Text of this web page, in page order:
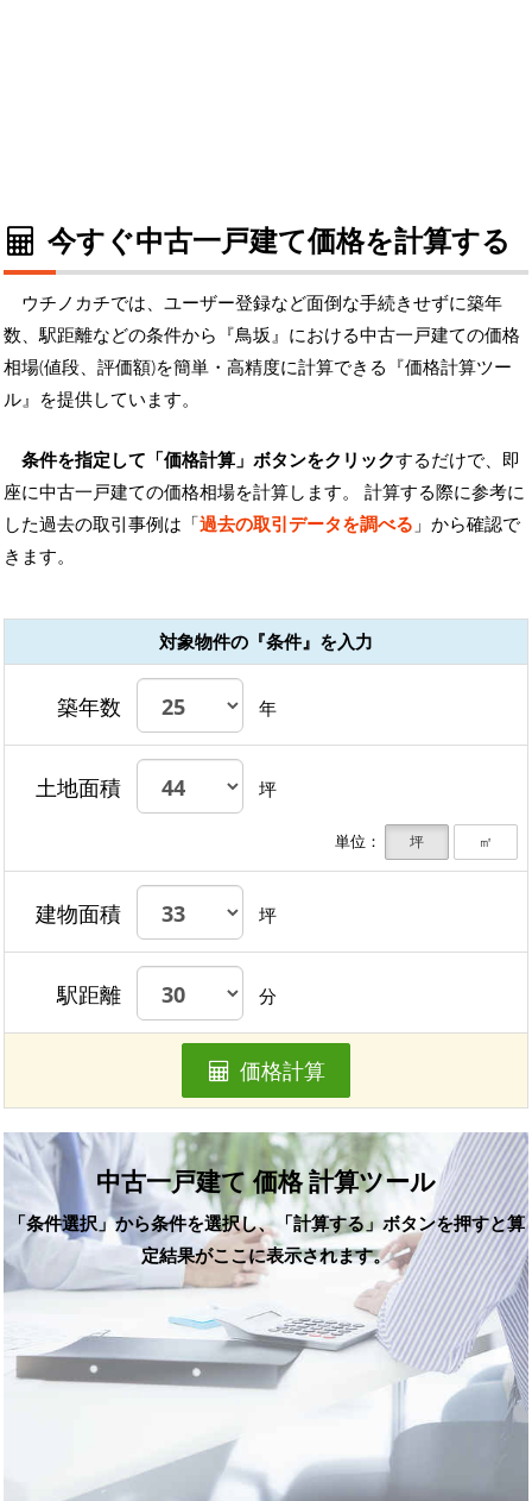
今すぐ中古一戸建て価格を計算する
ウチノカチでは、ユーザー登録など面倒な手続きせずに築年
数、駅距離などの条件から『鳥坂』における中古一戸建ての価格
相場(値段、評価額)を簡単・高精度に計算できる『価格計算ツー
ル』を提供しています。
条件を指定して「価格計算」ボタンをクリックするだけで、即
座に中古一戸建ての価格相場を計算します。 計算する際に参考に
した過去の取引事例は「過去の取引データを調べる 」から確認で
きます。
対象物件の『条件』を入力
築年数 年
土地面積 坪
単位： 坪 ㎡
建物面積 坪
駅距離 分
価格計算
中古一戸建て 価格 計算ツール
「条件選択」から条件を選択し、「計算する」ボタンを押すと算
定結果がここに表示されます。